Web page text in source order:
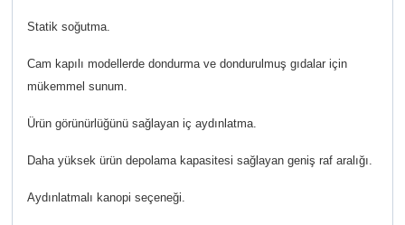
Statik soğutma.
Cam kapılı modellerde dondurma ve dondurulmuş gıdalar için
mükemmel sunum.
Ürün görünürlüğünü sağlayan iç aydınlatma.
Daha yüksek ürün depolama kapasitesi sağlayan geniş raf aralığı.
Aydınlatmalı kanopi seçeneği.